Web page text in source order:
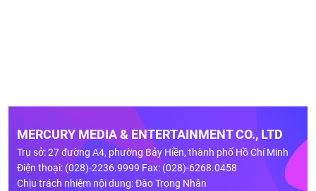
MERCURY MEDIA & ENTERTAINMENT CO., LTD
Trụ sở: 27 đường A4, phường Bảy Hiền, thành phố Hồ Chí Minh
Điện thoại: (028)-2236.9999 Fax: (028)-6268.0458
Chịu trách nhiệm nội dung: Đào Trọng Nhân